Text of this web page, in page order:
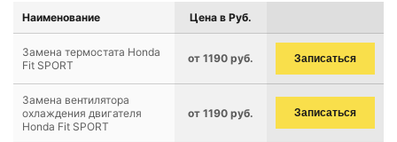
Наименование Цена в Руб.
Замена термостата Honda
Fit SPORT
от 1190 руб. Записаться
Замена вентилятора
охлаждения двигателя
Honda Fit SPORT
от 1190 руб. Записаться